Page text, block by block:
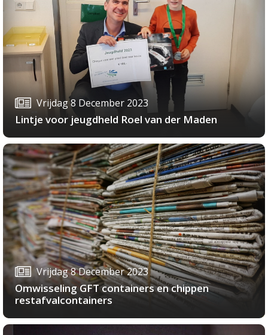
Vrijdag 8 December 2023
Lintje voor jeugdheld Roel van der Maden
Vrijdag 8 December 2023
Omwisseling GFT containers en chippen
restafvalcontainers